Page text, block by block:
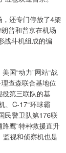
还专门停放了4架
普和普京在机场
战斗机组成的编
国“动力”网站“战
查森联合基地位
第三联队的基
、C-17“环球霸
民警卫队第176联
鹰”特种救援直升
监视和侦察机也是